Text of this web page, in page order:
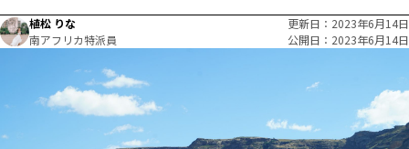
植松 りな
南アフリカ特派員
更新日
2023年6月14日
公開日
2023年6月14日